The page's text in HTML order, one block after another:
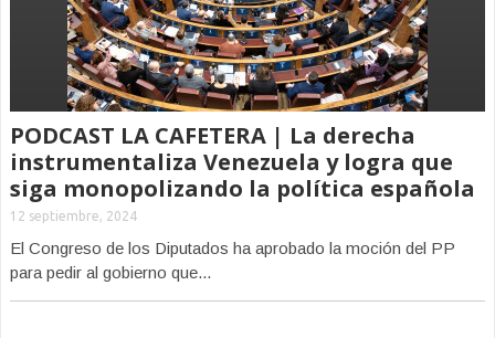
PODCAST LA CAFETERA | La derecha
instrumentaliza Venezuela y logra que
siga monopolizando la política española
12 septiembre, 2024
El Congreso de los Diputados ha aprobado la moción del PP
para pedir al gobierno que...